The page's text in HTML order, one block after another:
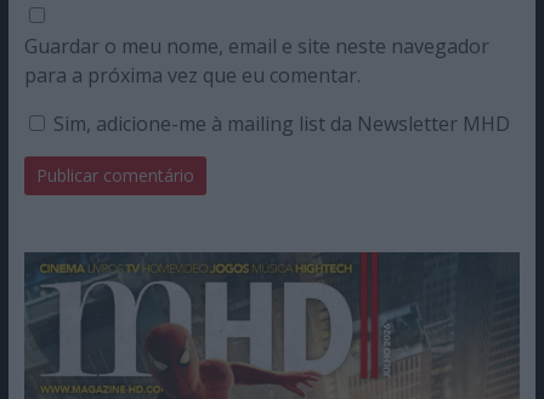
Guardar o meu nome, email e site neste navegador
para a próxima vez que eu comentar.
Sim, adicione-me à mailing list da Newsletter MHD